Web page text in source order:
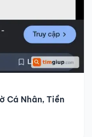
Cá Nhân, Tiền